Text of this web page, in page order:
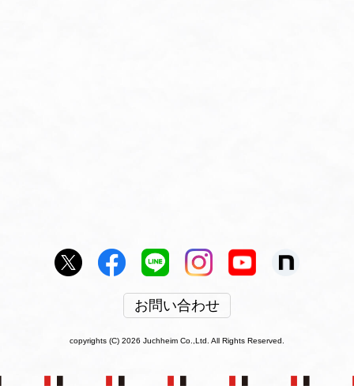
お問い合わせ
copyrights (C) 2026 Juchheim Co.,Ltd. All Rights Reserved.